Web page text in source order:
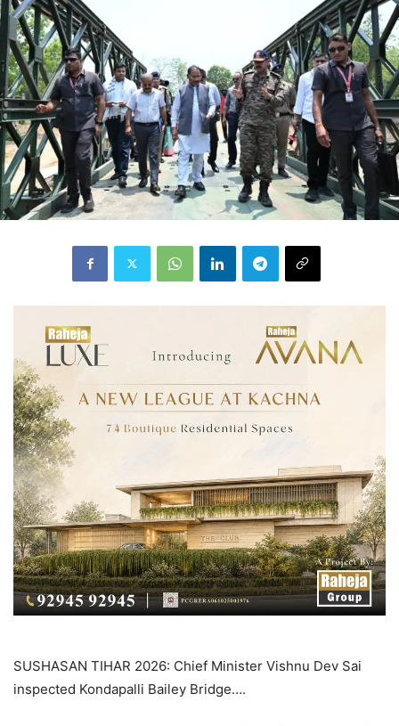
SUSHASAN TIHAR 2026: Chief Minister Vishnu Dev Sai
inspected Kondapalli Bailey Bridge….